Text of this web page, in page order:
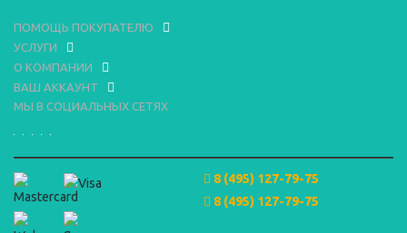
ПОМОЩЬ ПОКУПАТЕЛЮ
УСЛУГИ
О КОМПАНИИ
ВАШ АККАУНТ
МЫ В СОЦИАЛЬНЫХ СЕТЯХ
8 (495) 127-79-75
8 (495) 127-79-75